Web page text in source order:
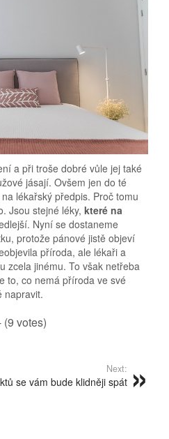
a při troše dobré vůle jej také
jásají. Ovšem jen do té
lékařský předpis. Proč tomu
Jsou stejné léky, které na
Nyní se dostaneme
protože pánové jistě objeví
příroda, ale lékaři a
zcela jinému. To však netřeba
to, co nemá příroda ve své
napravit.
(9 votes)
Next:
se vám bude klidněji spát